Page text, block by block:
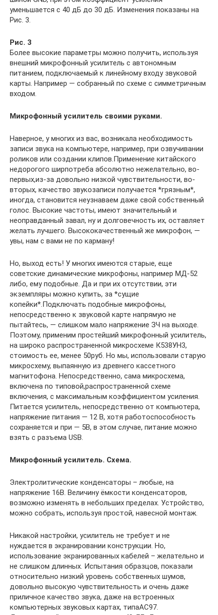
уменьшается с 40 дБ до 30 дБ. Изменения показаны на
Рис. 3.
Рис. 3
Более высокие параметры можно получить, используя
внешний микрофонный усилитель с автономным
питанием, подключаемый к линейному входу звуковой
карты. Например — собранный по схеме с симметричным
входом.
Микрофонный усилитель своими руками.
Наверное, у многих из вас, возникала необходимость
записи звука на компьютере, например, при озвучивании
роликов или создании клипов.Применение китайского
недорогого ширпотреба абсолютно нежелательно, во-
первых,из-за довольно низкой чувствительности, во-
вторых, качество звукозаписи получается *грязным*,
иногда, становится неузнаваем даже свой собственный
голос. Высокие частоты, имеют значительный и
неоправданный завал, ну и долговечность их, оставляет
желать лучшего. Высококачественный же микрофон, —
увы, нам с вами не по карману!
Но, выход есть! У многих имеются старые, еще
советские динамические микрофоны, например МД-52
либо, ему подобные. Да и при их отсутствии, эти
экземпляры можно купить, за *сущие
копейки*.Подключать подобные микрофоны,
непосредственно к звуковой карте напрямую не
пытайтесь, — слишком мало напряжение ЗЧ на выходе.
Поэтому, применим простейший микрофонный усилитель,
на широко распространенной микросхеме К538УН3,
стоимость ее, менее 50руб. Но мы, использовали старую
микросхему, выпаянную из древнего кассетного
магнитофона. Непосредственно, сама микросхема,
включена по типовой,распространенной схеме
включения, с максимальным коэффициентом усиления.
Питается усилитель, непосредственно от компьютера,
напряжение питания — 12 В, хотя работоспособность
сохраняется и при — 5В, в этом случае, питание можно
взять с разъема USB.
Микрофонный усилитель. Схема.
Электролитические конденсаторы – любые, на
напряжение 16В. Величину ёмкости конденсаторов,
возможно изменять в небольших пределах. Устройство,
можно собрать, используя простой, навесной монтаж.
Никакой настройки, усилитель не требует и не
нуждается в экранировании конструкции. Но,
использование экранированных кабелей – желательно и
не слишком длинных. Испытания образцов, показали
относительно низкий уровень собственных шумов,
довольно высокую чувствительность и очень даже
приличное качество звука, даже на встроенных
компьютерных звуковых картах, типаАС97.